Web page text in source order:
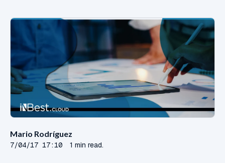
Mario Rodríguez
7/04/17 17:10 1 min read.